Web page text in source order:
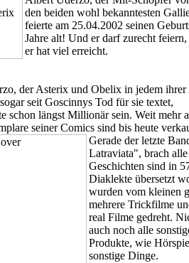
den beiden wohl bekanntesten
feierte am 25.04.2002 seinen
Jahre alt! Und er darf zurecht feiern,
er hat viel erreicht.
der Asterix und Obelix in jedem ihrer
seit Goscinnys Tod für sie textet,
schon längst Millionär sein. Weit mehr
seiner Comics sind bis heute
Gerade der letzte
Latraviata", brach
Geschichten sind in
Diaklekte übersetzt
wurden vom kleinen
mehrere Trickfilme
real Filme gedreht.
auch noch alle
Produkte, wie
sonstige Dinge.